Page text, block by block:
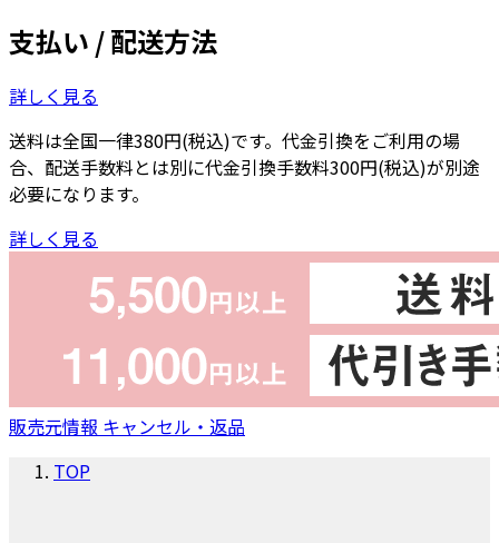
支払い / 配送方法
詳しく見る
送料は全国一律380円(税込)です。代金引換をご利用の場
合、配送手数料とは別に代金引換手数料300円(税込)が別途
必要になります。
詳しく見る
販売元情報 キャンセル・返品
TOP